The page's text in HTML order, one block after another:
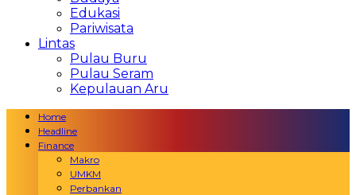
Edukasi
Pariwisata
Lintas
Pulau Buru
Pulau Seram
Kepulauan Aru
Home
Headline
Finance
Makro
UMKM
Perbankan